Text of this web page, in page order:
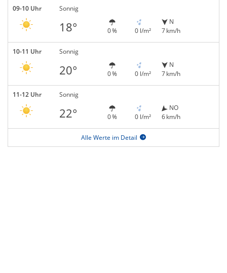
09-10 Uhr Sonnig
18° 0 % 0 l/m²
N
7 km/h
10-11 Uhr Sonnig
20° 0 % 0 l/m²
N
7 km/h
11-12 Uhr Sonnig
22° 0 % 0 l/m²
NO
6 km/h
Alle Werte im Detail